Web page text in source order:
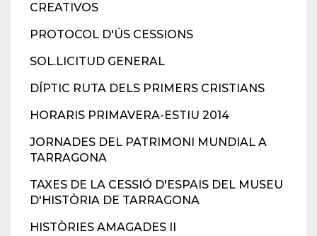
CREATIVOS
PROTOCOL D'ÚS CESSIONS
SOL.LICITUD GENERAL
DÍPTIC RUTA DELS PRIMERS CRISTIANS
HORARIS PRIMAVERA-ESTIU 2014
JORNADES DEL PATRIMONI MUNDIAL A
TARRAGONA
TAXES DE LA CESSIÓ D'ESPAIS DEL MUSEU
D'HISTÒRIA DE TARRAGONA
HISTÒRIES AMAGADES II